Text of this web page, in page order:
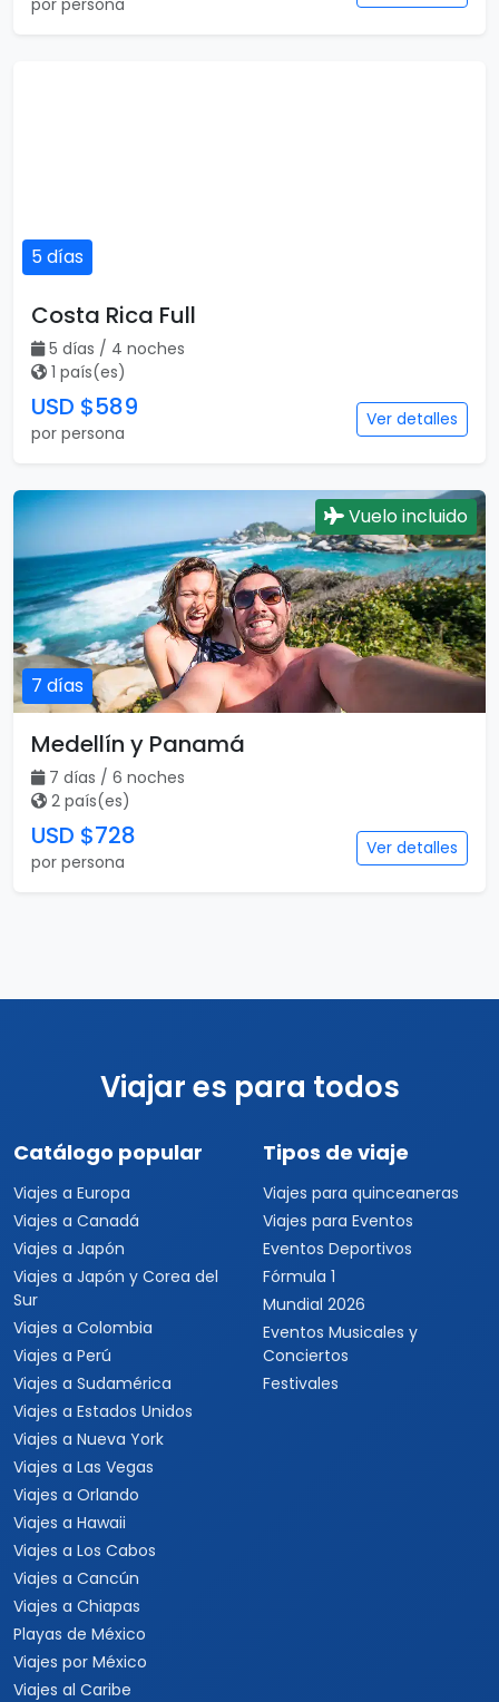
por persona
5 días
Costa Rica Full
5 días / 4 noches
1 país(es)
USD $589
por persona
Ver detalles
7 días
Vuelo incluido
Medellín y Panamá
7 días / 6 noches
2 país(es)
USD $728
por persona
Ver detalles
Viajar es para todos
Catálogo popular
Viajes a Europa
Viajes a Canadá
Viajes a Japón
Viajes a Japón y Corea del
Sur
Viajes a Colombia
Viajes a Perú
Viajes a Sudamérica
Viajes a Estados Unidos
Viajes a Nueva York
Viajes a Las Vegas
Viajes a Orlando
Viajes a Hawaii
Viajes a Los Cabos
Viajes a Cancún
Viajes a Chiapas
Playas de México
Viajes por México
Viajes al Caribe
Tipos de viaje
Viajes para quinceaneras
Viajes para Eventos
Eventos Deportivos
Fórmula 1
Mundial 2026
Eventos Musicales y
Conciertos
Festivales